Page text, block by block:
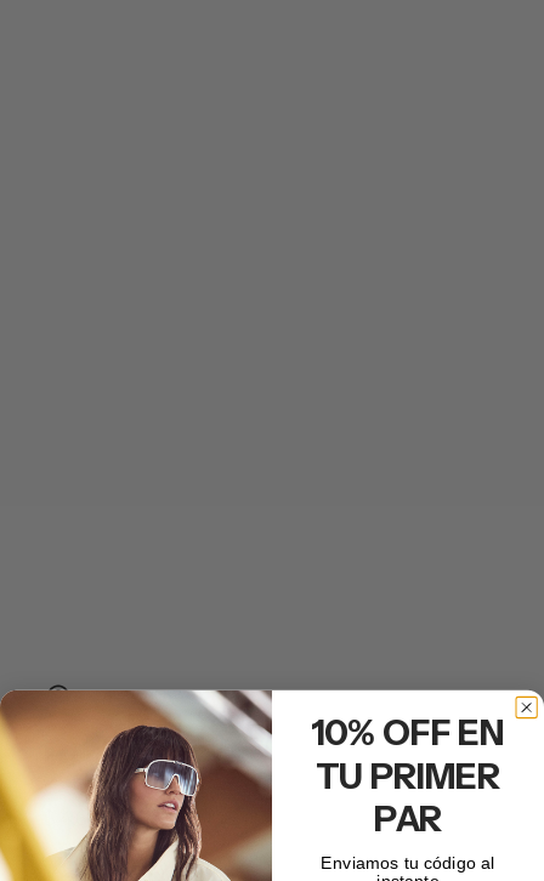
CARRERA
C SPORT 11/S
Precio
habitual
$ 4,600.00 MXN
10% OFF EN
TU PRIMER
PAR
Enviamos tu código al